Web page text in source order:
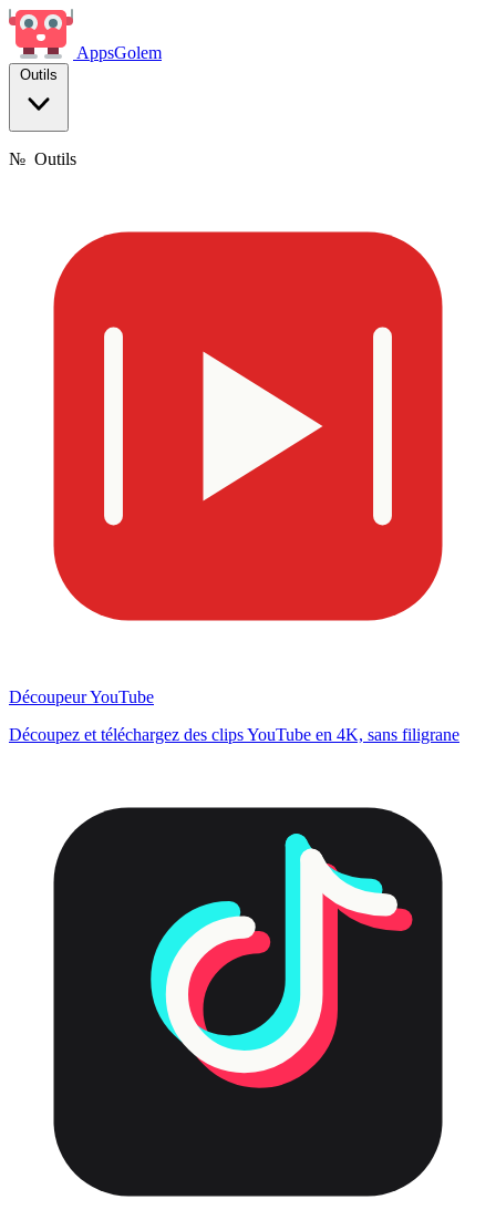
AppsGolem
Outils
№ Outils
Découpeur YouTube
Découpez et téléchargez des clips YouTube en 4K, sans filigrane